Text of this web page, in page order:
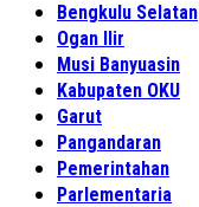
Bengkulu Selatan
Ogan Ilir
Musi Banyuasin
Kabupaten OKU
Garut
Pangandaran
Pemerintahan
Parlementaria